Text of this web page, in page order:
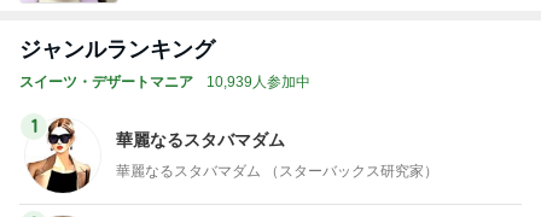
ジャンルランキング
スイーツ・デザートマニア 10,939人参加中
1
華麗なるスタバマダム
華麗なるスタバマダム （スターバックス研究家）